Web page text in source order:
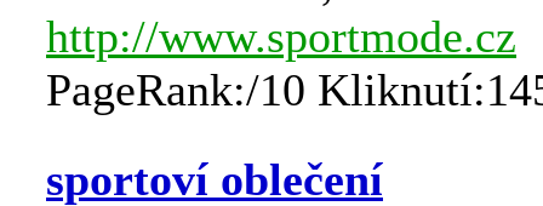
http://www.sportmode.cz
PageRank:/10
sportoví oblečení